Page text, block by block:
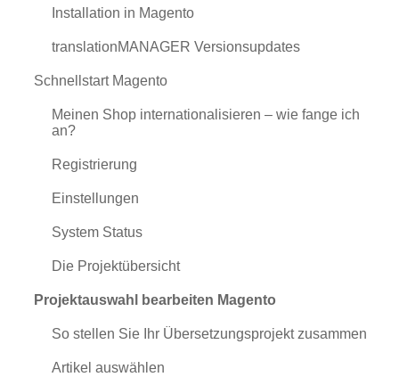
Installation in Magento
translationMANAGER Versionsupdates
Schnellstart Magento
Meinen Shop internationalisieren – wie fange ich
an?
Registrierung
Einstellungen
System Status
Die Projektübersicht
Projektauswahl bearbeiten Magento
So stellen Sie Ihr Übersetzungsprojekt zusammen
Artikel auswählen